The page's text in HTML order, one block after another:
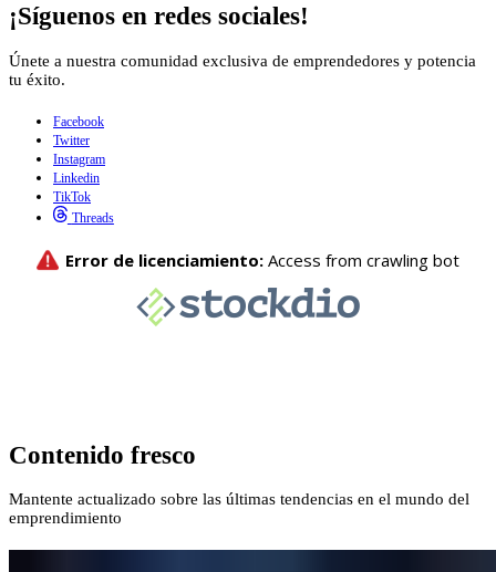
¡Síguenos en redes sociales!
Únete a nuestra comunidad exclusiva de emprendedores y potencia
tu éxito.
Facebook
Twitter
Instagram
Linkedin
TikTok
Threads
Contenido fresco
Mantente actualizado sobre las últimas tendencias en el mundo del
emprendimiento